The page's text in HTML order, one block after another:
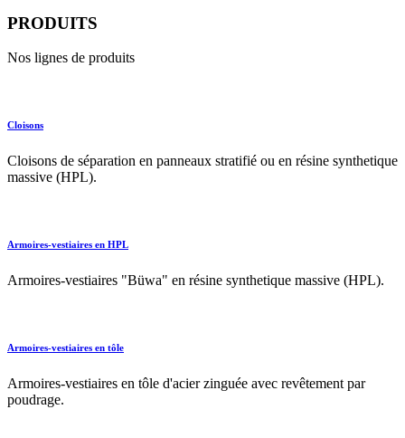
PRODUITS
Nos lignes de produits
Cloisons
Cloisons de séparation en panneaux stratifié ou en résine synthetique
massive (HPL).
Armoires-vestiaires en HPL
Armoires-vestiaires "Büwa" en résine synthetique massive (HPL).
Armoires-vestiaires en tôle
Armoires-vestiaires en tôle d'acier zinguée avec revêtement par
poudrage.